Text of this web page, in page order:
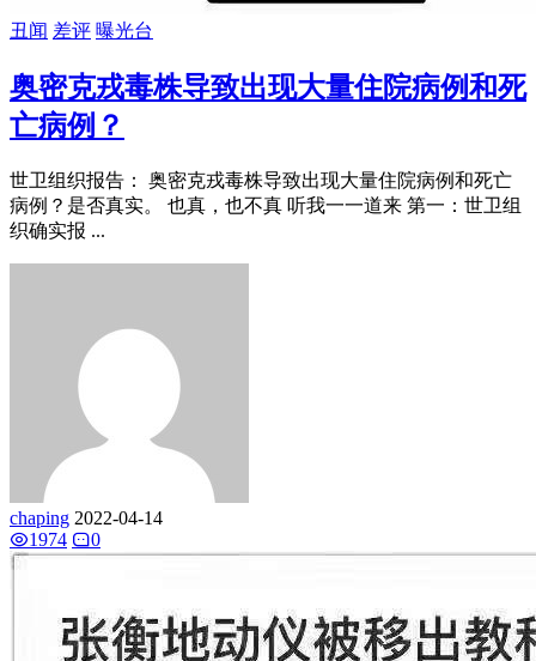
丑闻 差评 曝光台
奥密克戎毒株导致出现大量住院病例和死
亡病例？
世卫组织报告： 奥密克戎毒株导致出现大量住院病例和死亡
病例？是否真实。 也真，也不真 听我一一道来 第一：世卫组
织确实报 ...
chaping 2022-04-14
1974
0